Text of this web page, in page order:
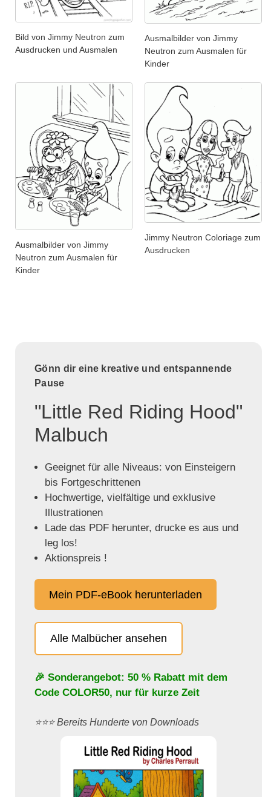
Bild von Jimmy Neutron zum
Ausdrucken und Ausmalen
Ausmalbilder von Jimmy
Neutron zum Ausmalen für
Kinder
Ausmalbilder von Jimmy
Neutron zum Ausmalen für
Kinder
Jimmy Neutron Coloriage zum
Ausdrucken
Gönn dir eine kreative und entspannende
Pause
"Little Red Riding Hood"
Malbuch
Geeignet für alle Niveaus: von Einsteigern
bis Fortgeschrittenen
Hochwertige, vielfältige und exklusive
Illustrationen
Lade das PDF herunter, drucke es aus und
leg los!
Aktionspreis !
Mein PDF-eBook herunterladen
Alle Malbücher ansehen
🎉 Sonderangebot: 50 % Rabatt mit dem
Code COLOR50, nur für kurze Zeit
⭐️⭐️⭐️ Bereits Hunderte von Downloads